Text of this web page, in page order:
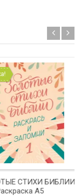
СТИХИ БИБЛИИ
А5